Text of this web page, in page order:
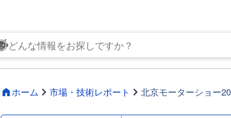
ホーム 市場・技術レポート 北京モーターショー